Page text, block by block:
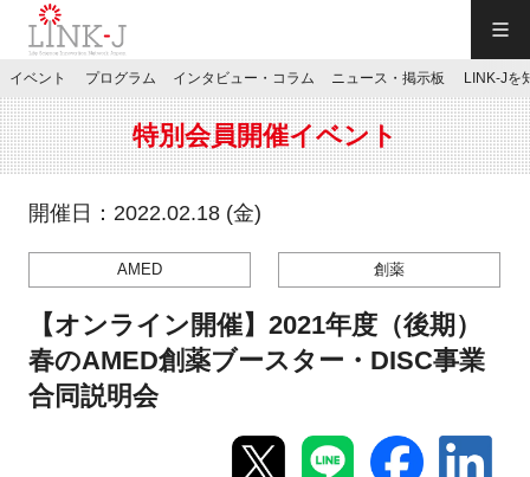
JP／EN
特別会員専用メニュー
施設ご予約
イベント プログラム インタビュー・コラム ニュース・掲示板 LINK-Jを
特別会員開催イベント
開催日：2022.02.18 (金)
AMED 創薬
【オンライン開催】2021年度（後期）
春のAMED創薬ブースター・DISC事業
合同説明会